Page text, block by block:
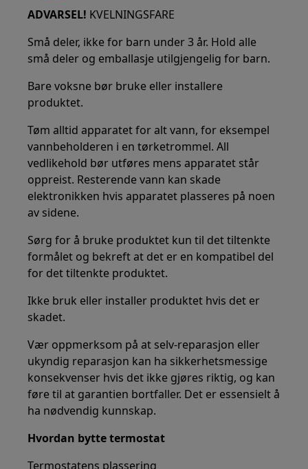
ADVARSEL! KVELNINGSFARE
Små deler, ikke for barn under 3 år. Hold alle
små deler og emballasje utilgjengelig for barn.
Bare voksne bør bruke eller installere
produktet.
Tøm alltid apparatet for alt vann, for eksempel
vannbeholderen i en tørketrommel. All
vedlikehold bør utføres mens apparatet står
oppreist. Resterende vann kan skade
elektronikken hvis apparatet plasseres på noen
av sidene.
Sørg for å bruke produktet kun til det tiltenkte
formålet og bekreft at det er en kompatibel del
for det tiltenkte produktet.
Ikke bruk eller installer produktet hvis det er
skadet.
Vær oppmerksom på at selv-reparasjon eller
ukyndig reparasjon kan ha sikkerhetsmessige
konsekvenser hvis det ikke gjøres riktig, og kan
føre til at garantien bortfaller. Det er essensielt å
ha nødvendig kunnskap.
Hvordan bytte termostat
Termostatens plassering